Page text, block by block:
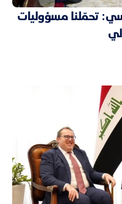
تحمّلنا مسؤوليات